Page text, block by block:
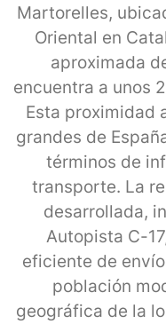
Martorelles,
Oriental en
aproximada
encuentra a unos
Esta proximidad
grandes de
términos de
transporte. La
desarrollada,
Autopista C-
eficiente de
población
geográfica de la